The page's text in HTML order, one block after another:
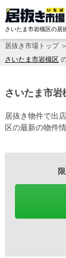
さいたま市岩槻区の居
居抜き市場トップ＞
さいたま市岩槻区
さいたま市岩
居抜き物件で出
区の最新の物件